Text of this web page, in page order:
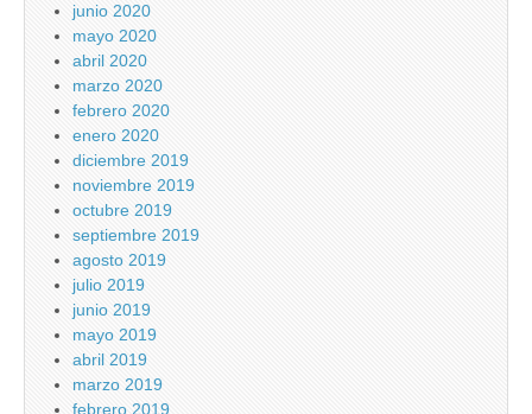
junio 2020
mayo 2020
abril 2020
marzo 2020
febrero 2020
enero 2020
diciembre 2019
noviembre 2019
octubre 2019
septiembre 2019
agosto 2019
julio 2019
junio 2019
mayo 2019
abril 2019
marzo 2019
febrero 2019